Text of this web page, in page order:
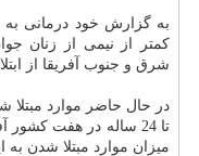
به گزارش خود درمانی
شرق و جنوب آفریقا از
میزان موارد مبتلا شدن